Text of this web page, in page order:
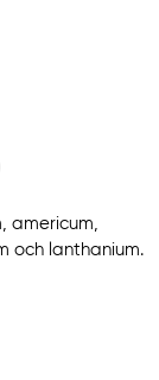
americum,
och lanthanium.